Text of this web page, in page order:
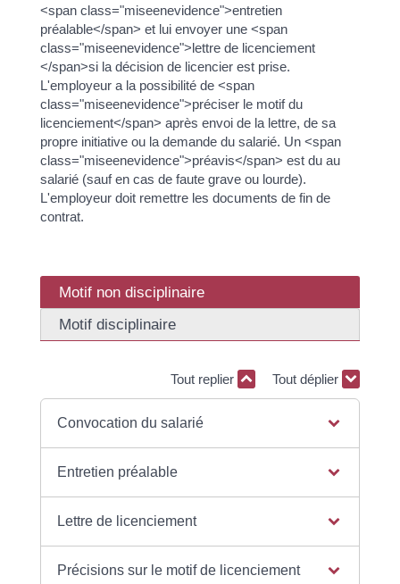
<span class="miseenevidence">entretien
préalable</span> et lui envoyer une <span
class="miseenevidence">lettre de licenciement
</span>si la décision de licencier est prise.
L'employeur a la possibilité de <span
class="miseenevidence">préciser le motif du
licenciement</span> après envoi de la lettre, de sa
propre initiative ou la demande du salarié. Un <span
class="miseenevidence">préavis</span> est du au
salarié (sauf en cas de faute grave ou lourde).
L'employeur doit remettre les documents de fin de
contrat.
Motif non disciplinaire
Motif disciplinaire
Tout replier Tout déplier
Convocation du salarié
Entretien préalable
Lettre de licenciement
Précisions sur le motif de licenciement